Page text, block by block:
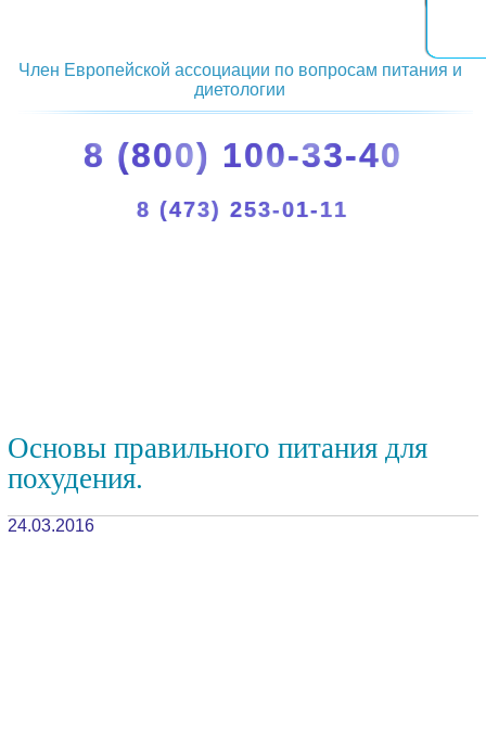
Член Европейской ассоциации по вопросам питания и
диетологии
8 (800) 100-33-40
8 (473) 253-01-11
Основы правильного питания для
похудения.
24.03.2016